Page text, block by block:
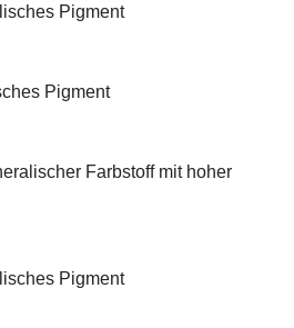
Pigment
Pigment
Farbstoff mit hoher
Pigment